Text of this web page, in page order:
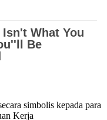
simbolis kepada para
Kerja